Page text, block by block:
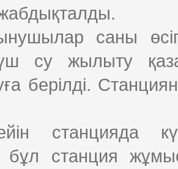
саны
су жылыту
берілді.
станцияда
бұл станция